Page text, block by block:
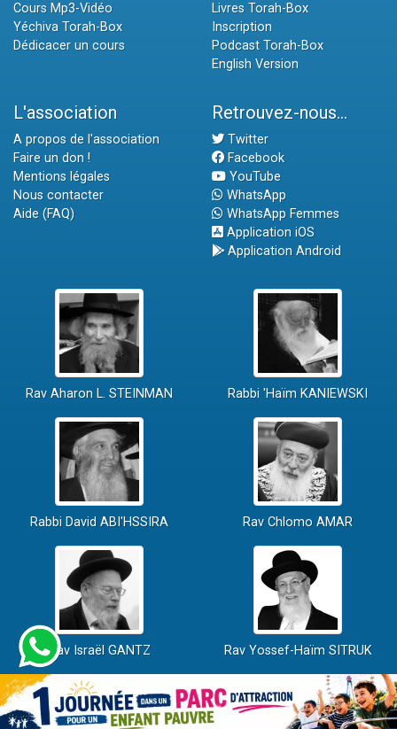
Cours Mp3-Vidéo
Yéchiva Torah-Box
Dédicacer un cours
Livres Torah-Box
Inscription
Podcast Torah-Box
English Version
L'association
A propos de l'association
Faire un don !
Mentions légales
Nous contacter
Aide (FAQ)
Retrouvez-nous...
Twitter
Facebook
YouTube
WhatsApp
WhatsApp Femmes
Application iOS
Application Android
Rav Aharon L. STEINMAN Rabbi 'Haïm KANIEWSKI
Rabbi David ABI'HSSIRA Rav Chlomo AMAR
Rav Israël GANTZ Rav Yossef-Haïm SITRUK